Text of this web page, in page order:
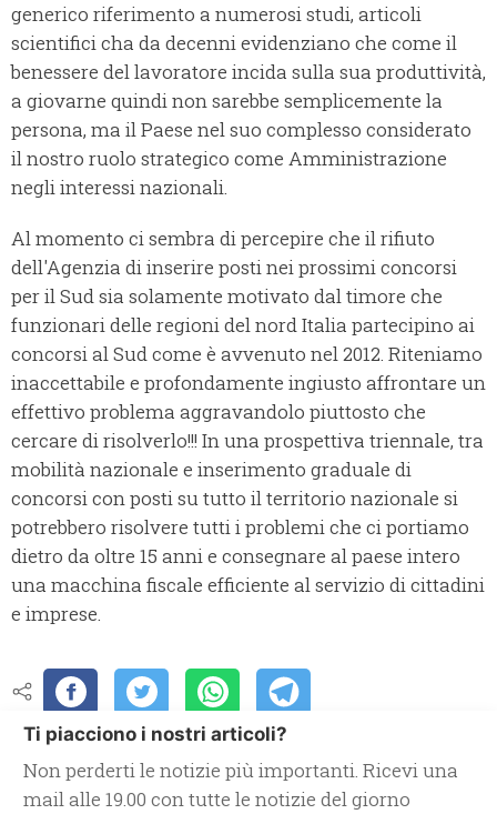
generico riferimento a numerosi studi, articoli
scientifici cha da decenni evidenziano che come il
benessere del lavoratore incida sulla sua produttività,
a giovarne quindi non sarebbe semplicemente la
persona, ma il Paese nel suo complesso considerato
il nostro ruolo strategico come Amministrazione
negli interessi nazionali.
Al momento ci sembra di percepire che il rifiuto
dell'Agenzia di inserire posti nei prossimi concorsi
per il Sud sia solamente motivato dal timore che
funzionari delle regioni del nord Italia partecipino ai
concorsi al Sud come è avvenuto nel 2012. Riteniamo
inaccettabile e profondamente ingiusto affrontare un
effettivo problema aggravandolo piuttosto che
cercare di risolverlo!!! In una prospettiva triennale, tra
mobilità nazionale e inserimento graduale di
concorsi con posti su tutto il territorio nazionale si
potrebbero risolvere tutti i problemi che ci portiamo
dietro da oltre 15 anni e consegnare al paese intero
una macchina fiscale efficiente al servizio di cittadini
e imprese.
Ti piacciono i nostri articoli?
Non perderti le notizie più importanti. Ricevi una
mail alle 19.00 con tutte le notizie del giorno